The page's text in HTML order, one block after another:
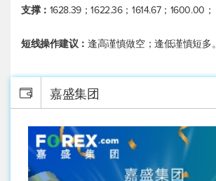
支撑： 1628.39；1622.36；1614.67；1600.00；
短线操作建议：逢高谨慎做空；逢低谨慎短多。
嘉盛集团